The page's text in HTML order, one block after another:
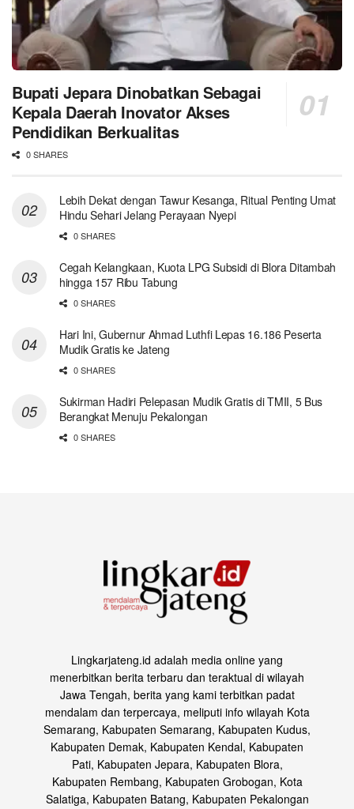
Bupati Jepara Dinobatkan Sebagai
Kepala Daerah Inovator Akses
Pendidikan Berkualitas
0 SHARES
Lebih Dekat dengan Tawur Kesanga, Ritual Penting Umat
Hindu Sehari Jelang Perayaan Nyepi
0 SHARES
Cegah Kelangkaan, Kuota LPG Subsidi di Blora Ditambah
hingga 157 Ribu Tabung
0 SHARES
Hari Ini, Gubernur Ahmad Luthfi Lepas 16.186 Peserta
Mudik Gratis ke Jateng
0 SHARES
Sukirman Hadiri Pelepasan Mudik Gratis di TMII, 5 Bus
Berangkat Menuju Pekalongan
0 SHARES
Lingkarjateng.id adalah media online yang
menerbitkan berita terbaru dan teraktual di wilayah
Jawa Tengah, berita yang kami terbitkan padat
mendalam dan terpercaya, meliputi info wilayah Kota
Semarang, Kabupaten Semarang, Kabupaten Kudus,
Kabupaten Demak, Kabupaten Kendal, Kabupaten
Pati, Kabupaten Jepara, Kabupaten Blora,
Kabupaten Rembang, Kabupaten Grobogan, Kota
Salatiga, Kabupaten Batang, Kabupaten Pekalongan